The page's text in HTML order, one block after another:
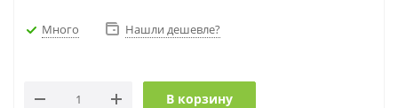
Много Нашли дешевле?
В корзину